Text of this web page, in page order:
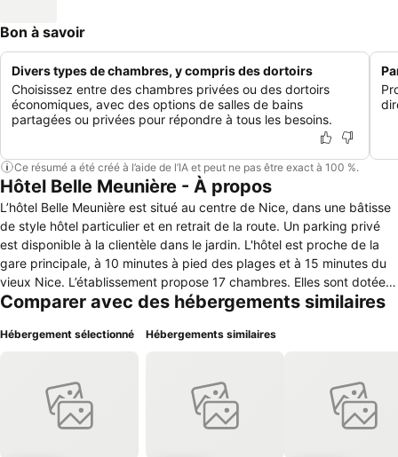
Bon à savoir
Divers types de chambres, y compris des dortoirs
Choisissez entre des chambres privées ou des dortoirs
économiques, avec des options de salles de bains
partagées ou privées pour répondre à tous les besoins.
Ce résumé a été créé à l’aide de l’IA et peut ne pas être exact à 100 %.
Hôtel Belle Meunière - À propos
L’hôtel Belle Meunière est situé au centre de Nice, dans une bâtisse
de style hôtel particulier et en retrait de la route. Un parking privé
est disponible à la clientèle dans le jardin. L'hôtel est proche de la
gare principale, à 10 minutes à pied des plages et à 15 minutes du
vieux Nice. L’établissement propose 17 chambres. Elles sont dotées
d’une connexion gratuite à internet, et d’un téléviseur écran plat de
comprend une douche avec WC. et d’autres ne possèdent qu’un
le bien-être des résidents un service de laverie, de consigne à
bagages et un local pour vélos sont à disposition. La réception est
ouverte pour les arrivées de 8 heures à minuit, les hôtes désirant
Comparer avec des hébergements similaires
Hébergement sélectionné Hébergements similaires